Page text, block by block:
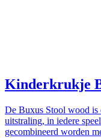
Kinderkrukje
De Buxus Stool wood is
uitstraling, in iedere
gecombineerd worden